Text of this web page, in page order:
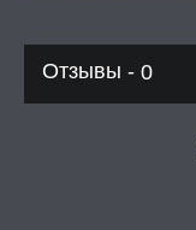
Отзывы - 0